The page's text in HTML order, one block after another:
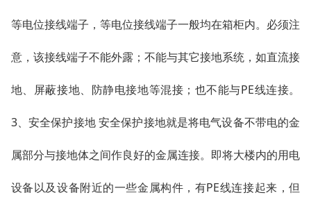
等电位接线端子，等电位接线端子一般均在箱柜内。必须注
意，该接线端子不能外露；不能与其它接地系统，如直流接
地、屏蔽接地、防静电接地等混接；也不能与PE线连接。
3、安全保护接地 安全保护接地就是将电气设备不带电的金
属部分与接地体之间作良好的金属连接。即将大楼内的用电
设备以及设备附近的一些金属构件，有PE线连接起来，但